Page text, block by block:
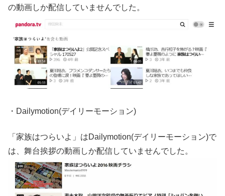
の動画しか配信していませんでした。
・Dailymotion(デイリーモーション)
「家族はつらいよ」はDailymotion(デイリーモーション)で
は、舞台挨拶の動画しか配信していませんでした。